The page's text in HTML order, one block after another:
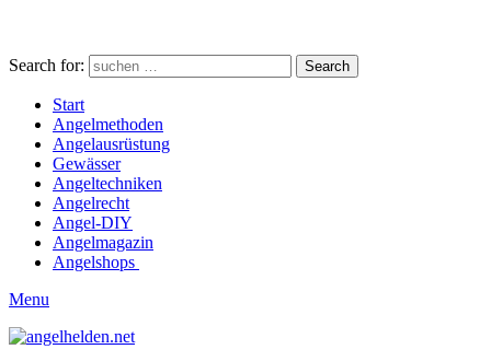
Search for: Search
Start
Angelmethoden
Angelausrüstung
Gewässer
Angeltechniken
Angelrecht
Angel-DIY
Angelmagazin
Angelshops
Menu